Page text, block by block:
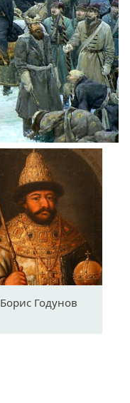
Борис Годунов